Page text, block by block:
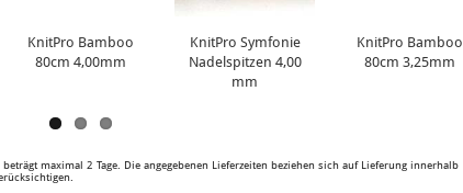
KnitPro Bamboo
80cm 4,00mm
KnitPro Symfonie
Nadelspitzen 4,00
mm
KnitPro Bamboo
80cm 3,25mm
maximal 2 Tage. Die angegebenen Lieferzeiten beziehen sich auf Lieferung innerhalb